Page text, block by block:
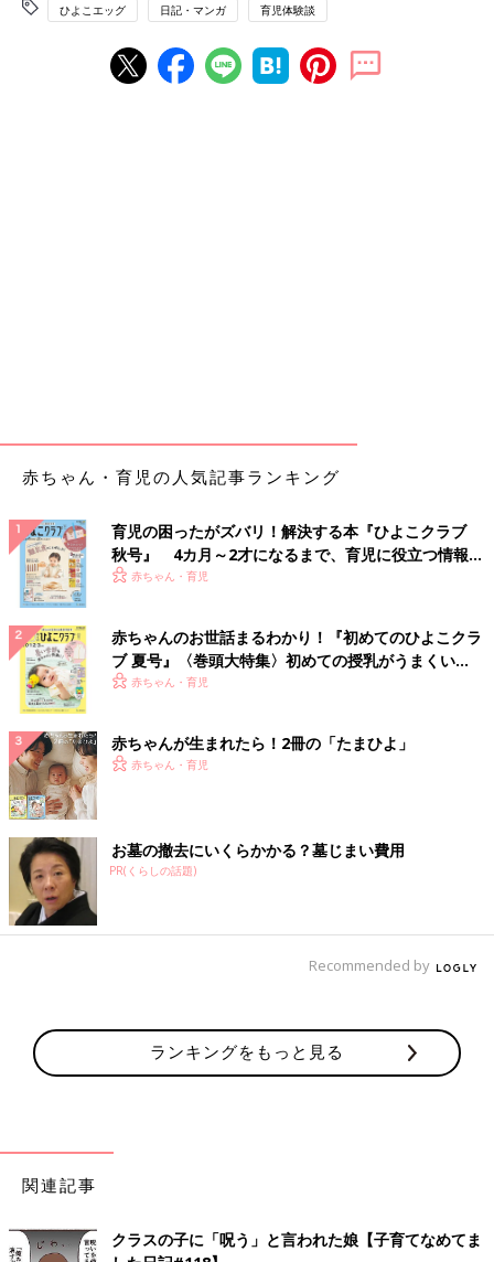
ひよこエッグ 日記・マンガ 育児体験談
赤ちゃん・育児の人気記事ランキング
育児の困ったがズバリ！解決する本『ひよこクラブ
秋号』 4カ月～2才になるまで、育児に役立つ情報が
いっぱい！
赤ちゃん・育児
赤ちゃんのお世話まるわかり！『初めてのひよこクラ
ブ 夏号』〈巻頭大特集〉初めての授乳がうまくい
く！ おっぱい・ミルクの基本と夏のトラブル 解決テ
赤ちゃん・育児
赤ちゃんが生まれたら！2冊の「たまひよ」
赤ちゃん・育児
お墓の撤去にいくらかかる？墓じまい費用
PR(くらしの話題)
Recommended by
ランキングをもっと見る
関連記事
クラスの子に「呪う」と言われた娘【子育てなめてま